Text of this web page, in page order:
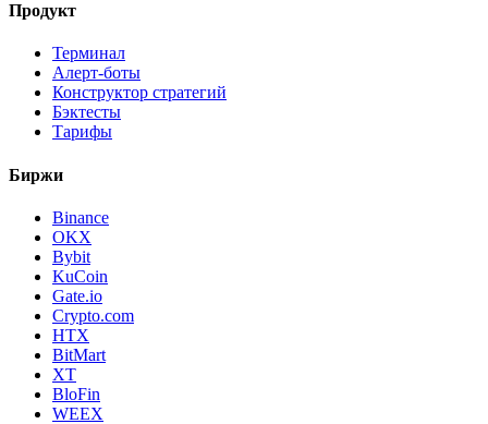
Продукт
Терминал
Алерт-боты
Конструктор стратегий
Бэктесты
Тарифы
Биржи
Binance
OKX
Bybit
KuCoin
Gate.io
Crypto.com
HTX
BitMart
XT
BloFin
WEEX